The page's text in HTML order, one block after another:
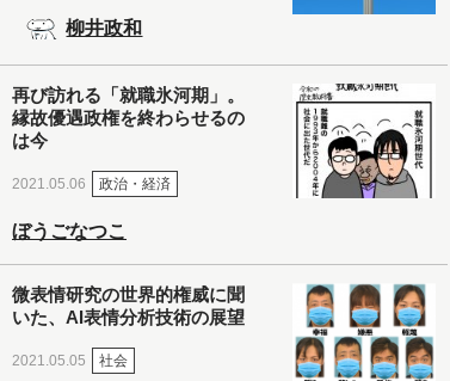
柳井政和
再び訪れる「就職氷河期」。
縁故優遇政権を終わらせるの
は今
2021.05.06 政治・経済
ぼうごなつこ
微表情研究の世界的権威に聞
いた、AI表情分析技術の展望
2021.05.05 社会